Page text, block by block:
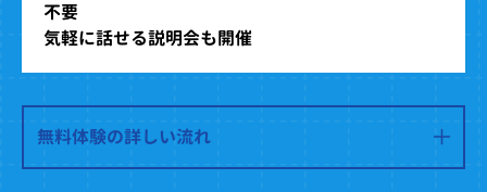
不要
気軽に話せる説明会も開催
無料体験の詳しい流れ